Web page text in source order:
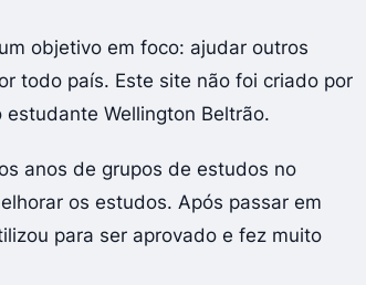
objetivo em foco: ajudar outros
todo país. Este site não foi criado por
Wellington Beltrão.
anos de grupos de estudos no
os estudos. Após passar em
para ser aprovado e fez muito